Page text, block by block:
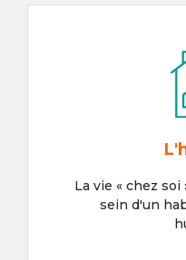
La vie « chez
sein d'un